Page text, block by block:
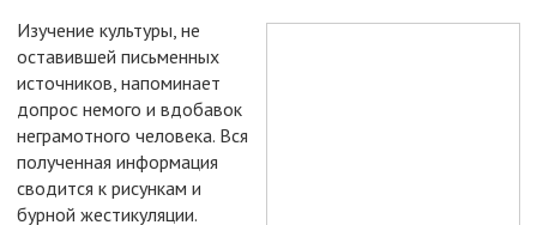
Изучение культуры, не
оставившей письменных
источников, напоминает
допрос немого и вдобавок
неграмотного человека. Вся
полученная информация
сводится к рисункам и
бурной жестикуляции.